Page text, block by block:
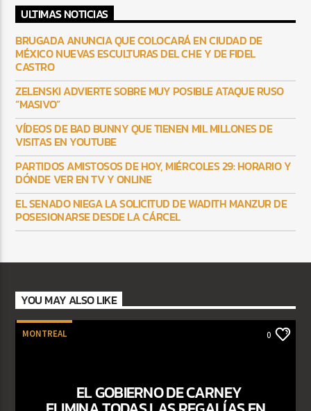
ULTIMAS NOTICIAS
BRUGADA ANUNCIA QUE COLOCARÁ EN CIUDAD DE
MÉXICO NUEVAS ESCULTURAS DEL CHE Y DE FIDEL
CASTRO
ZELENSKI ADVIERTE SOBRE MUY POSIBLE ATAQUE RUSO
“MASIVO”
VÍDEOS DE BAD BUNNY QUE TIENEN MIL MILLONES DE
VISITAS EN YOUTUBE
PARTIDOS AMISTOSOS DE HOY, MIÉRCOLES 29: HORARIO Y
DÓNDE VER EN TV Y ONLINE
EL SENADO NIEGA LA SOLICITUD DE WADITH MANZUR DE
POSESIONARSE DESDE LA CÁRCEL
YOU MAY ALSO LIKE
MONTREAL 0
EL GOBIERNO DE CARNEY